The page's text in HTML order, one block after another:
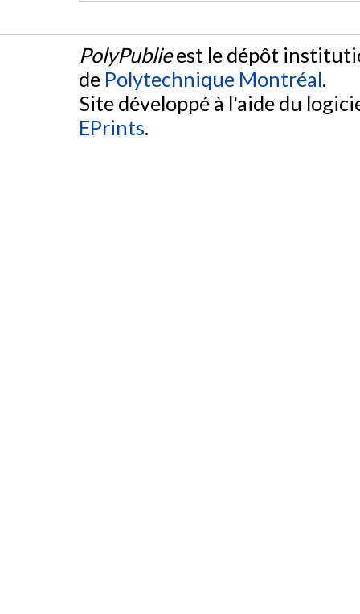
PolyPublieest le dépôt
de Polytechnique Montréal.
Site développé à l'aide du
EPrints.